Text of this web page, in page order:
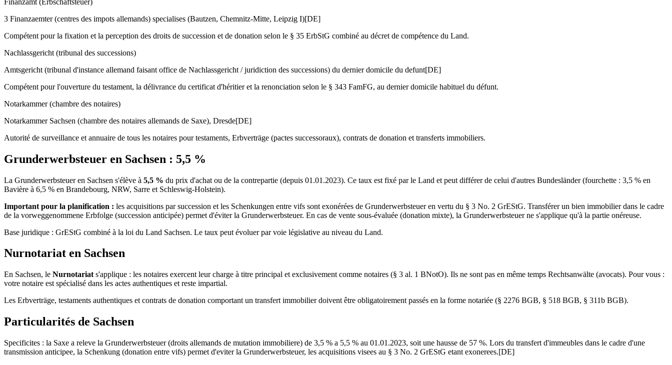
3 Finanzaemter (centres des impots allemands) specialises (Bautzen, Chemnitz-Mitte, Leipzig I)[DE]
Compétent pour la fixation et la perception des droits de succession et de donation selon le § 35 ErbStG combiné au décret de compétence du Land.
Nachlassgericht (tribunal des successions)
Amtsgericht (tribunal d'instance allemand faisant office de Nachlassgericht / juridiction des successions) du dernier domicile du defunt[DE]
Compétent pour l'ouverture du testament, la délivrance du certificat d'héritier et la renonciation selon le § 343 FamFG, au dernier domicile habituel du défunt.
Notarkammer (chambre des notaires)
Notarkammer Sachsen (chambre des notaires allemands de Saxe), Dresde[DE]
Autorité de surveillance et annuaire de tous les notaires pour testaments, Erbverträge (pactes successoraux), contrats de donation et transferts immobiliers.
Grunderwerbsteuer en Sachsen : 5,5 %
La Grunderwerbsteuer en Sachsen s'élève à 5,5 % du prix d'achat ou de la contrepartie (depuis 01.01.2023). Ce taux est fixé par le Land et peut différer de celui d'autres Bundesländer (fourchette : 3,5 % en
Bavière à 6,5 % en Brandebourg, NRW, Sarre et Schleswig-Holstein).
Important pour la planification : les acquisitions par succession et les Schenkungen entre vifs sont exonérées de Grunderwerbsteuer en vertu du § 3 No. 2 GrEStG. Transférer un bien immobilier dans le cadre
de la vorweggenommene Erbfolge (succession anticipée) permet d'éviter la Grunderwerbsteuer. En cas de vente sous-évaluée (donation mixte), la Grunderwerbsteuer ne s'applique qu'à la partie onéreuse.
Base juridique : GrEStG combiné à la loi du Land Sachsen. Le taux peut évoluer par voie législative au niveau du Land.
Nurnotariat en Sachsen
En Sachsen, le Nurnotariat s'applique : les notaires exercent leur charge à titre principal et exclusivement comme notaires (§ 3 al. 1 BNotO). Ils ne sont pas en même temps Rechtsanwälte (avocats). Pour vous :
votre notaire est spécialisé dans les actes authentiques et reste impartial.
Les Erbverträge, testaments authentiques et contrats de donation comportant un transfert immobilier doivent être obligatoirement passés en la forme notariée (§ 2276 BGB, § 518 BGB, § 311b BGB).
Particularités de Sachsen
Specificites : la Saxe a releve la Grunderwerbsteuer (droits allemands de mutation immobiliere) de 3,5 % a 5,5 % au 01.01.2023, soit une hausse de 57 %. Lors du transfert d'immeubles dans le cadre d'une
transmission anticipee, la Schenkung (donation entre vifs) permet d'eviter la Grunderwerbsteuer, les acquisitions visees au § 3 No. 2 GrEStG etant exonerees.[DE]